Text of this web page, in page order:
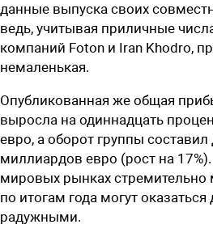
данные выпуска своих
ведь, учитывая приличные
компаний Foton и Iran Khodro,
немаленькая.
Опубликованная же общая
выросла на одиннадцать
евро, а оборот группы
миллиардов евро (рост на
мировых рынках
по итогам года могут оказаться
радужными.